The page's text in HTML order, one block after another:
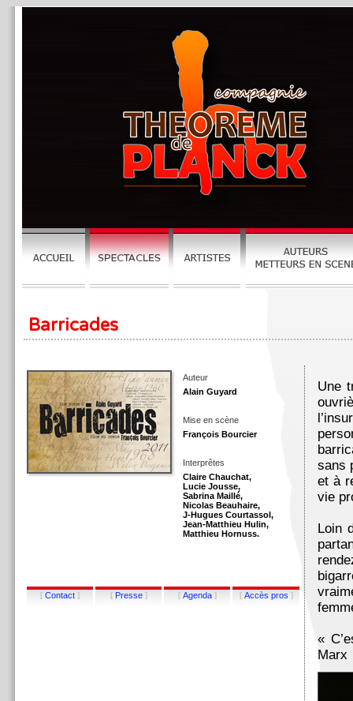
Barricades
Auteur
Alain Guyard
Mise en scène
François Bourcier
Interprêtes
Claire Chauchat,
Lucie Jousse,
Sabrina Maillé,
Nicolas Beauhaire,
J-Hugues Courtassol,
Jean-Matthieu Hulin,
Matthieu Hornuss.
[ Contact ] [ Presse ] [ Agenda ] [ Accès pros ]
Une
sans
et à
vie
Loin
«
Marx